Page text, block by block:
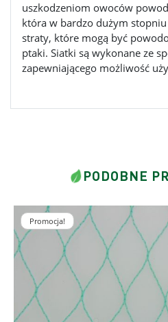
uszkodzeniom owoców
która w bardzo dużym
straty, które mogą być
ptaki. Siatki są wykonane ze
zapewniającego możliwość
PODOBNE
Promocja!